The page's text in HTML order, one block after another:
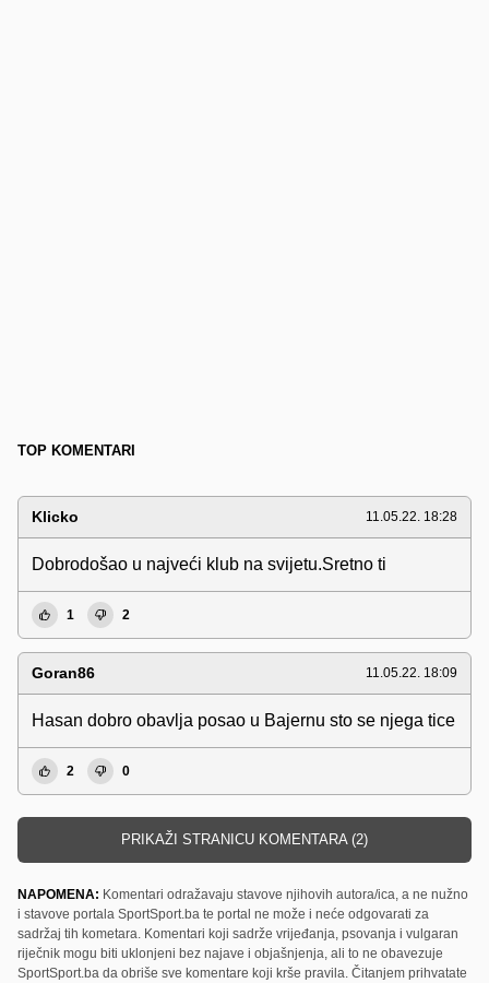
TOP KOMENTARI
Klicko 11.05.22. 18:28
Dobrodošao u najveći klub na svijetu.Sretno ti
1 2
Goran86 11.05.22. 18:09
Hasan dobro obavlja posao u Bajernu sto se njega tice
2 0
PRIKAŽI STRANICU KOMENTARA (2)
NAPOMENA: Komentari odražavaju stavove njihovih autora/ica, a ne nužno
i stavove portala SportSport.ba te portal ne može i neće odgovarati za
sadržaj tih kometara. Komentari koji sadrže vrijeđanja, psovanja i vulgaran
riječnik mogu biti uklonjeni bez najave i objašnjenja, ali to ne obavezuje
SportSport.ba da obriše sve komentare koji krše pravila. Čitanjem prihvatate